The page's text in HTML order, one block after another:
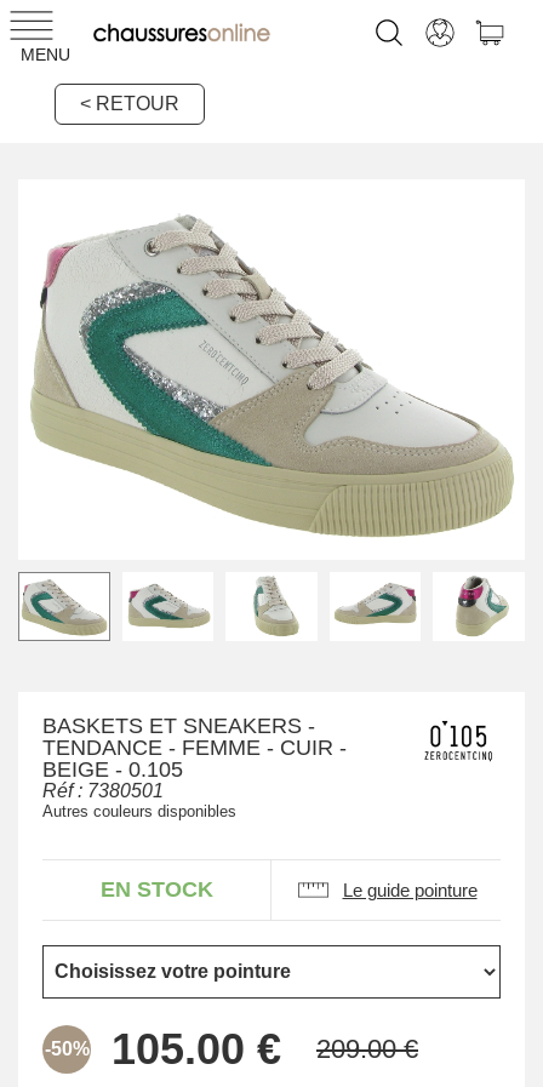
MENU
< RETOUR
BASKETS ET SNEAKERS -
TENDANCE - FEMME - CUIR -
BEIGE - 0.105
Réf : 7380501
Autres couleurs disponibles
EN STOCK Le guide pointure
-50%